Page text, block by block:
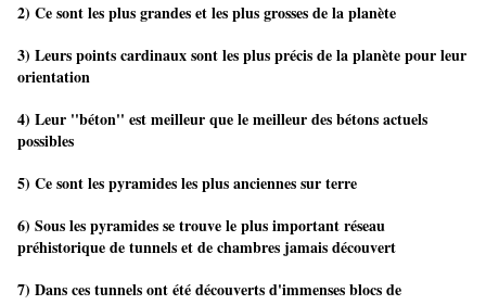
2) Ce sont les plus grandes et les plus grosses de la planète
3) Leurs points cardinaux sont les plus précis de la planète pour leur
orientation
4) Leur ''béton'' est meilleur que le meilleur des bétons actuels
possibles
5) Ce sont les pyramides les plus anciennes sur terre
6) Sous les pyramides se trouve le plus important réseau
préhistorique de tunnels et de chambres jamais découvert
7) Dans ces tunnels ont été découverts d'immenses blocs de